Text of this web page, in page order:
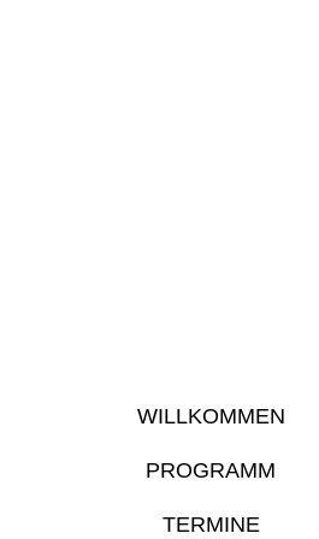
WILLKOMMEN
PROGRAMM
TERMINE